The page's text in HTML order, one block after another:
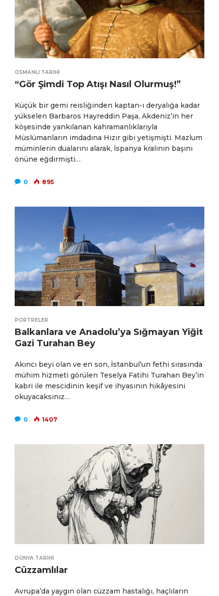
OSMANLI TARIHI
“Gör Şimdi Top Atışı Nasıl Olurmuş!”
Küçük bir gemi reisliğinden kaptan-ı deryalığa kadar
yükselen Barbaros Hayreddin Paşa, Akdeniz’in her
köşesinde yankılanan kahramanlıklarıyla
Müslümanların imdadına Hızır gibi yetişmişti. Mazlum
müminlerin dualarını alarak, İspanya kralının başını
önüne eğdirmişti…
0 895
PORTRELER
Balkanlara ve Anadolu’ya Sığmayan Yiğit
Gazi Turahan Bey
Akıncı beyi olan ve en son, İstanbul’un fethi sırasında
mühim hizmeti görülen Teselya Fatihi Turahan Bey’in
kabri ile mescidinin keşif ve ihyasının hikâyesini
okuyacaksınız…
0 1407
DÜNYA TARIHI
Cüzzamlılar
Avrupa’da yaygın olan cüzzam hastalığı, haçlıların